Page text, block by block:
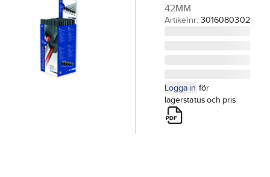
42MM
Artikelnr: 3016080302
Logga in för
lagerstatus och pris